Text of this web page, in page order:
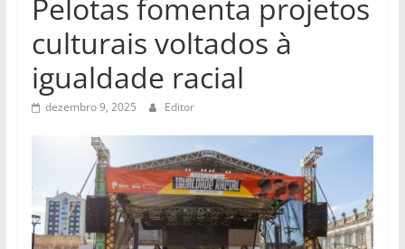
Pelotas fomenta projetos
culturais voltados à
igualdade racial
dezembro 9, 2025 Editor